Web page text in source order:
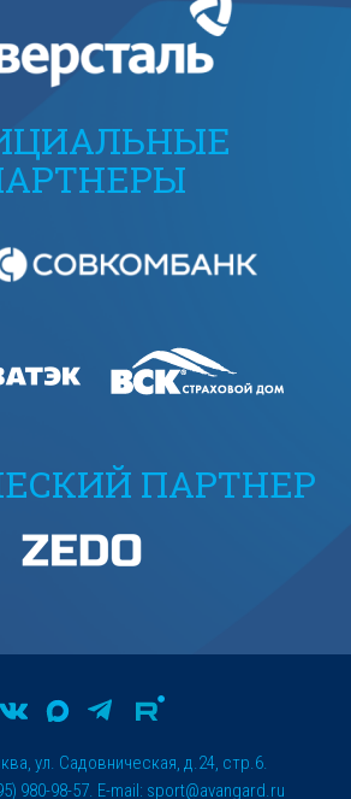
ПАРТНЕР
ул. Садовническая, д.24, стр.6.
980-98-57. E-mail: sport@avangard.ru